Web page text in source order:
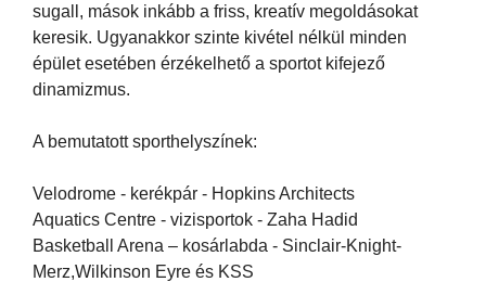
sugall, mások inkább a friss, kreatív megoldásokat
keresik. Ugyanakkor szinte kivétel nélkül minden
épület esetében érzékelhető a sportot kifejező
dinamizmus.
A bemutatott sporthelyszínek:
Velodrome - kerékpár - Hopkins Architects
Aquatics Centre - vizisportok - Zaha Hadid
Basketball Arena – kosárlabda - Sinclair-Knight-
Merz,Wilkinson Eyre és KSS